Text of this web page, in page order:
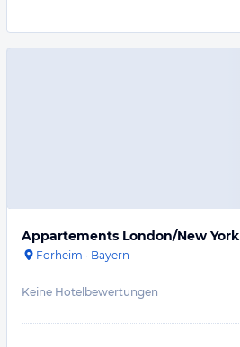
Appartements London/New York
Forheim · Bayern
Keine Hotelbewertungen